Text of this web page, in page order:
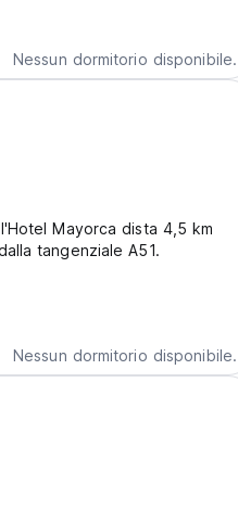
Nessun dormitorio disponibile.
Mayorca dista 4,5 km
tangenziale A51.
Nessun dormitorio disponibile.